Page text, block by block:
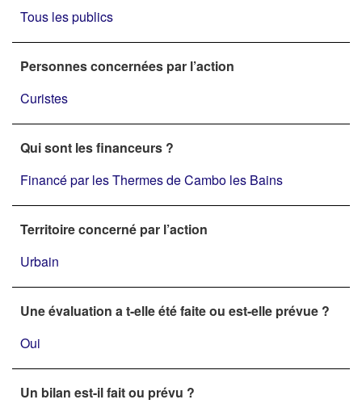
Tous les publics
Personnes concernées par l’action
Curistes
Qui sont les financeurs ?
Financé par les Thermes de Cambo les Bains
Territoire concerné par l’action
Urbain
Une évaluation a t-elle été faite ou est-elle prévue ?
Oui
Un bilan est-il fait ou prévu ?